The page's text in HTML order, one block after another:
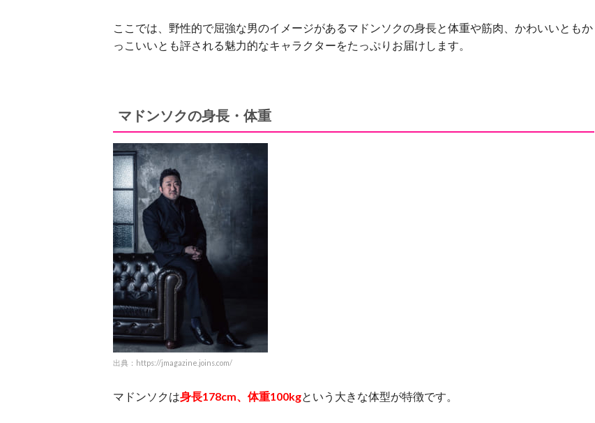
ここでは、野性的で屈強な男のイメージがあるマドンソクの身長と体重や筋肉、かわいいともか
っこいいとも評される魅力的なキャラクターをたっぷりお届けします。
マドンソクの身長・体重
出典：https://jmagazine.joins.com/
マドンソクは身長178cm、体重100kgという大きな体型が特徴です。